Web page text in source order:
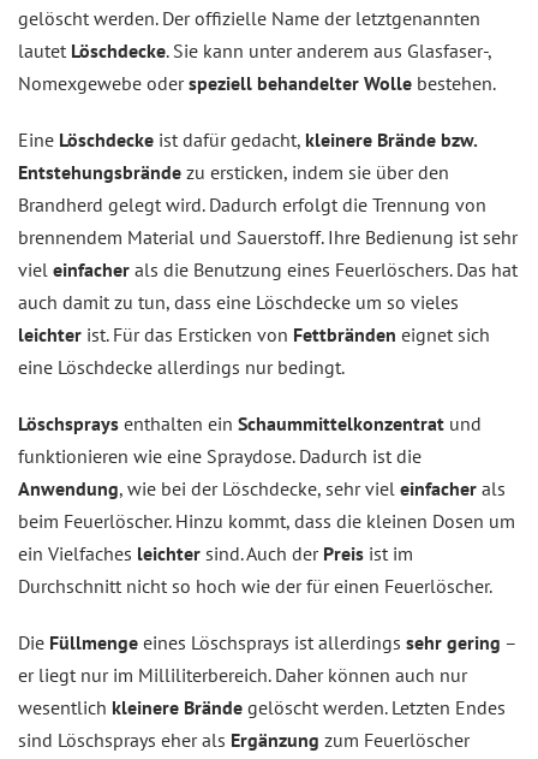
gelöscht werden. Der offizielle Name der letztgenannten
lautet Löschdecke. Sie kann unter anderem aus Glasfaser-,
Nomexgewebe oderspeziell behandelter Wolle bestehen.
Eine Löschdecke ist dafür gedacht, kleinere Brände bzw.
Entstehungsbrände zu ersticken, indem sie über den
Brandherd gelegt wird. Dadurch erfolgt die Trennung von
brennendem Material und Sauerstoff. Ihre Bedienung ist sehr
viel einfacher als die Benutzung eines Feuerlöschers. Das hat
auch damit zu tun, dass eine Löschdecke um so vieles
leichter ist. Für das Ersticken von Fettbränden eignet sich
eine Löschdecke allerdings nur bedingt.
Löschsprays enthalten ein Schaummittelkonzentrat und
funktionieren wie eine Spraydose. Dadurch ist die
Anwendung, wie bei der Löschdecke, sehr viel einfacher als
beim Feuerlöscher. Hinzu kommt, dass die kleinen Dosen um
ein Vielfaches leichter sind. Auch der Preis ist im
Durchschnitt nicht so hoch wie der für einen Feuerlöscher.
Die Füllmenge eines Löschsprays ist allerdings sehr gering –
er liegt nur im Milliliterbereich. Daher können auch nur
wesentlich kleinere Brände gelöscht werden. Letzten Endes
sind Löschsprays eher als Ergänzung zum Feuerlöscher